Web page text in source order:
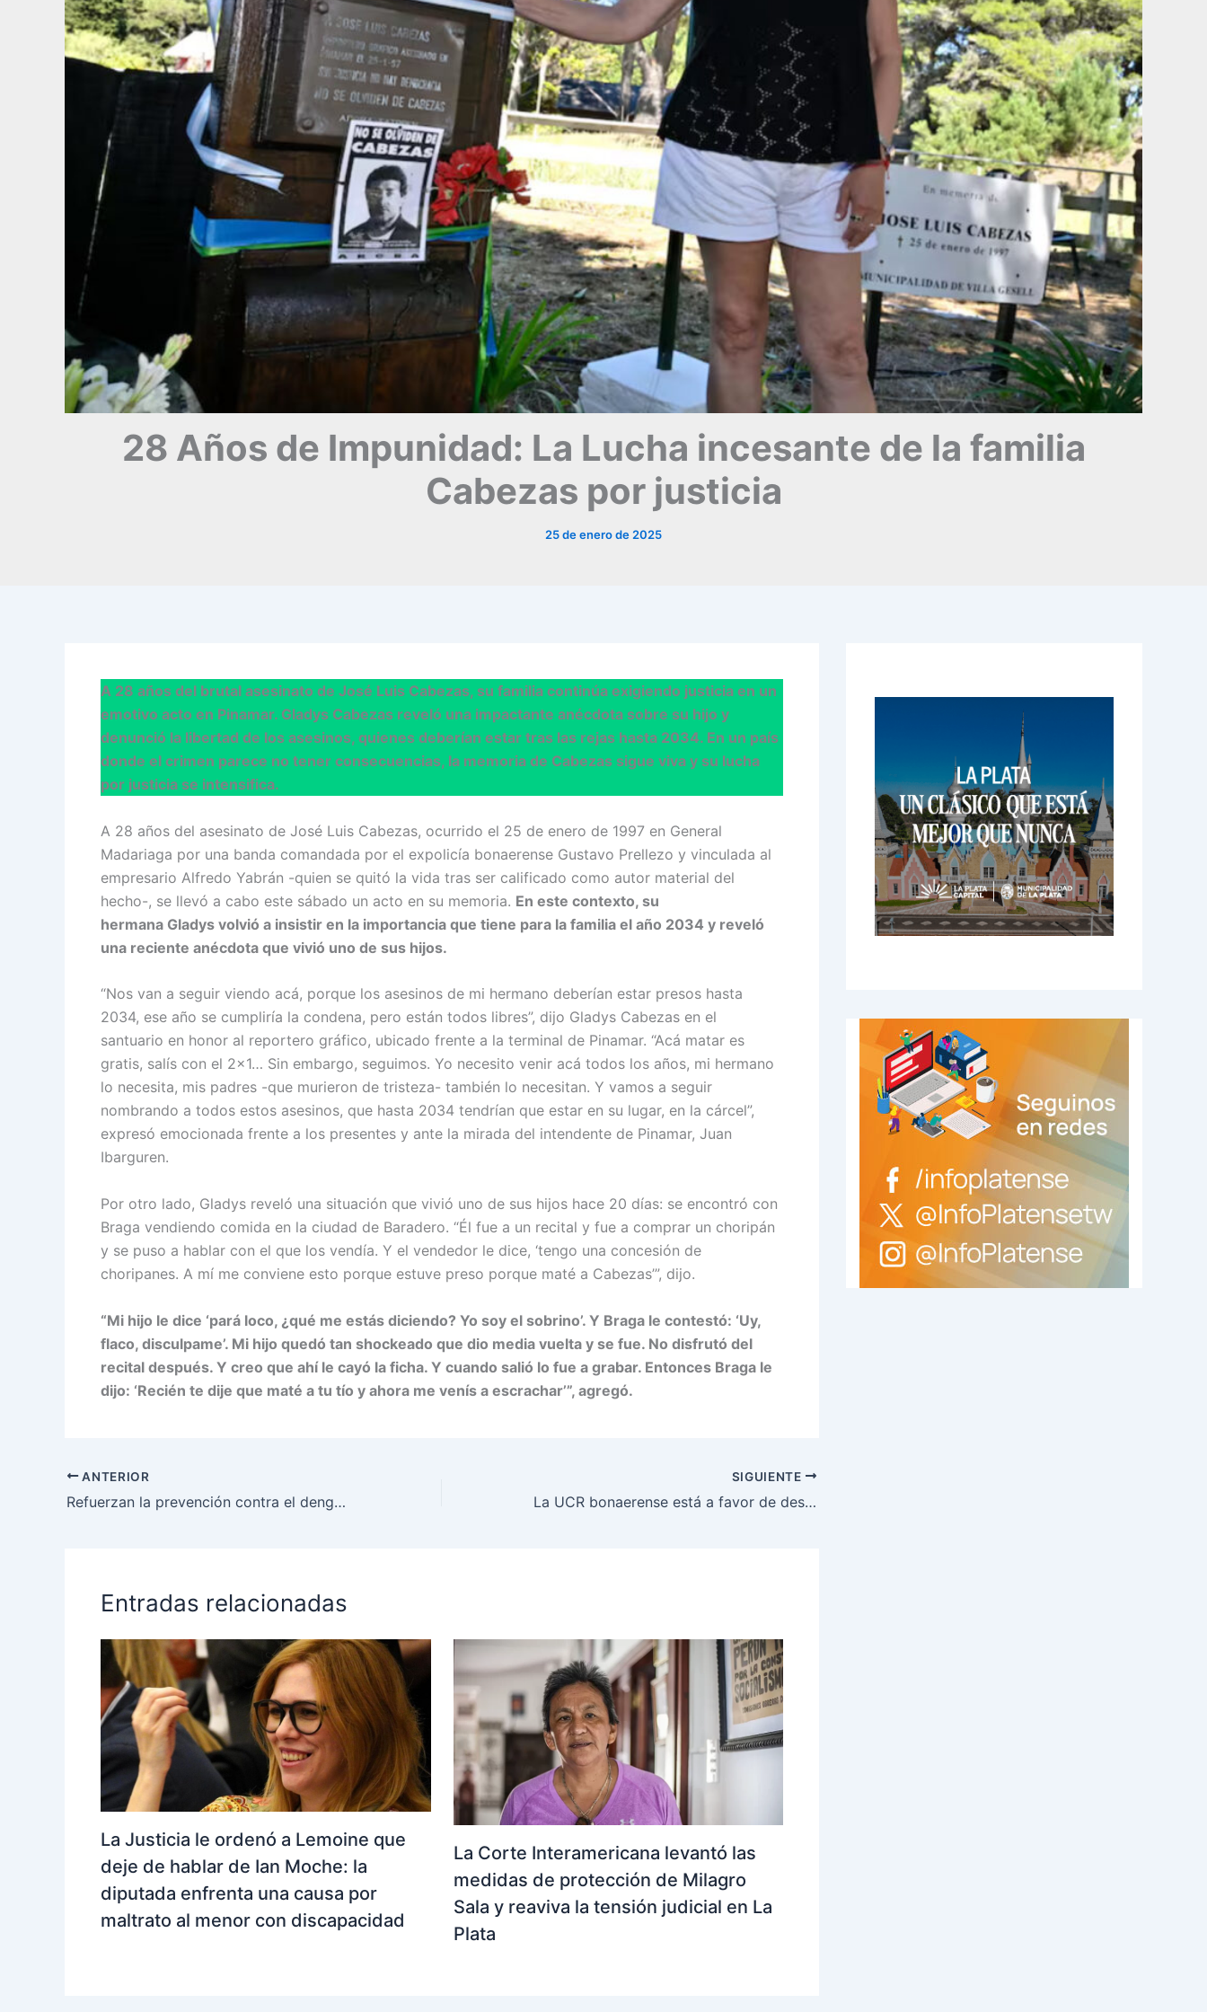
28 Años de Impunidad: La Lucha incesante de la familia
Cabezas por justicia
25 de enero de 2025
A 28 años del brutal asesinato de José Luis Cabezas, su familia continúa exigiendo justicia en un
emotivo acto en Pinamar. Gladys Cabezas reveló una impactante anécdota sobre su hijo y
denunció la libertad de los asesinos, quienes deberían estar tras las rejas hasta 2034. En un país
donde el crimen parece no tener consecuencias, la memoria de Cabezas sigue viva y su lucha
por justicia se intensifica.
A 28 años del asesinato de José Luis Cabezas, ocurrido el 25 de enero de 1997 en General
Madariaga por una banda comandada por el expolicía bonaerense Gustavo Prellezo y vinculada al
empresario Alfredo Yabrán -quien se quitó la vida tras ser calificado como autor material del
hecho-, se llevó a cabo este sábado un acto en su memoria. En este contexto, su
hermana Gladys volvió a insistir en la importancia que tiene para la familia el año 2034 y reveló
una reciente anécdota que vivió uno de sus hijos.
“Nos van a seguir viendo acá, porque los asesinos de mi hermano deberían estar presos hasta
2034, ese año se cumpliría la condena, pero están todos libres”, dijo Gladys Cabezas en el
santuario en honor al reportero gráfico, ubicado frente a la terminal de Pinamar. “Acá matar es
gratis, salís con el 2×1… Sin embargo, seguimos. Yo necesito venir acá todos los años, mi hermano
lo necesita, mis padres -que murieron de tristeza- también lo necesitan. Y vamos a seguir
nombrando a todos estos asesinos, que hasta 2034 tendrían que estar en su lugar, en la cárcel”,
expresó emocionada frente a los presentes y ante la mirada del intendente de Pinamar, Juan
Ibarguren.
Por otro lado, Gladys reveló una situación que vivió uno de sus hijos hace 20 días: se encontró con
Braga vendiendo comida en la ciudad de Baradero. “Él fue a un recital y fue a comprar un choripán
y se puso a hablar con el que los vendía. Y el vendedor le dice, ‘tengo una concesión de
choripanes. A mí me conviene esto porque estuve preso porque maté a Cabezas’”, dijo.
“Mi hijo le dice ‘pará loco, ¿qué me estás diciendo? Yo soy el sobrino’. Y Braga le contestó: ‘Uy,
flaco, disculpame’. Mi hijo quedó tan shockeado que dio media vuelta y se fue. No disfrutó del
recital después. Y creo que ahí le cayó la ficha. Y cuando salió lo fue a grabar. Entonces Braga le
dijo: ‘Recién te dije que maté a tu tío y ahora me venís a escrachar’”, agregó.
ANTERIOR
Refuerzan la prevención contra el dengue y los golpes de calor con jornadas itinerantes
SIGUIENTE
La UCR bonaerense está a favor de desdoblar las elecciones en la Provincia
Entradas relacionadas
La Justicia le ordenó a Lemoine que
deje de hablar de Ian Moche: la
diputada enfrenta una causa por
maltrato al menor con discapacidad
La Corte Interamericana levantó las
medidas de protección de Milagro
Sala y reaviva la tensión judicial en La
Plata